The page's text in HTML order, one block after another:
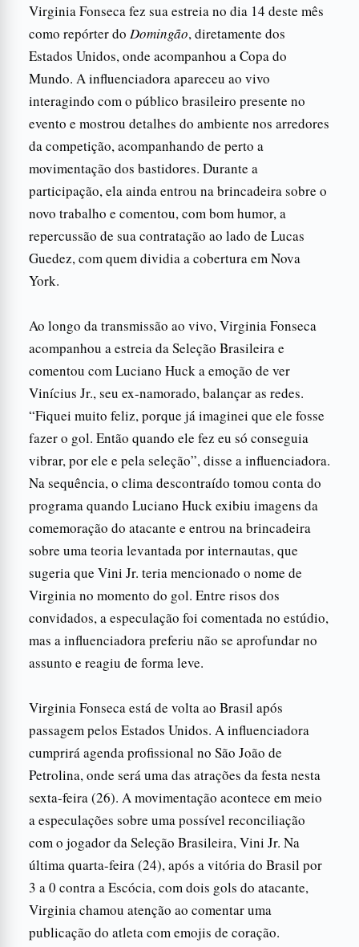
Virginia Fonseca fez sua estreia no dia 14 deste mês
como repórter do Domingão, diretamente dos
Estados Unidos, onde acompanhou a Copa do
Mundo. A influenciadora apareceu ao vivo
interagindo com o público brasileiro presente no
evento e mostrou detalhes do ambiente nos arredores
da competição, acompanhando de perto a
movimentação dos bastidores. Durante a
participação, ela ainda entrou na brincadeira sobre o
novo trabalho e comentou, com bom humor, a
repercussão de sua contratação ao lado de Lucas
Guedez, com quem dividia a cobertura em Nova
York.
Ao longo da transmissão ao vivo, Virginia Fonseca
acompanhou a estreia da Seleção Brasileira e
comentou com Luciano Huck a emoção de ver
Vinícius Jr., seu ex-namorado, balançar as redes.
“Fiquei muito feliz, porque já imaginei que ele fosse
fazer o gol. Então quando ele fez eu só conseguia
vibrar, por ele e pela seleção”, disse a influenciadora.
Na sequência, o clima descontraído tomou conta do
programa quando Luciano Huck exibiu imagens da
comemoração do atacante e entrou na brincadeira
sobre uma teoria levantada por internautas, que
sugeria que Vini Jr. teria mencionado o nome de
Virginia no momento do gol. Entre risos dos
convidados, a especulação foi comentada no estúdio,
mas a influenciadora preferiu não se aprofundar no
assunto e reagiu de forma leve.
Virginia Fonseca está de volta ao Brasil após
passagem pelos Estados Unidos. A influenciadora
cumprirá agenda profissional no São João de
Petrolina, onde será uma das atrações da festa nesta
sexta-feira (26). A movimentação acontece em meio
a especulações sobre uma possível reconciliação
com o jogador da Seleção Brasileira, Vini Jr. Na
última quarta-feira (24), após a vitória do Brasil por
3 a 0 contra a Escócia, com dois gols do atacante,
Virginia chamou atenção ao comentar uma
publicação do atleta com emojis de coração.